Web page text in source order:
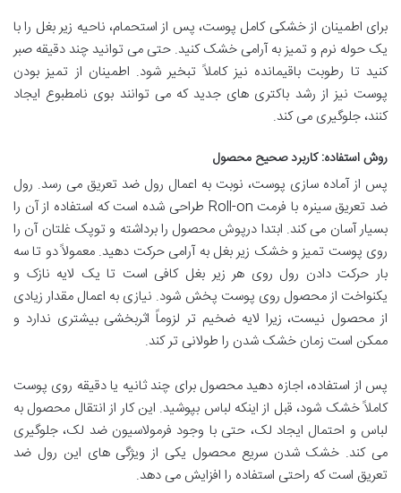
برای اطمینان از خشکی کامل پوست، پس از استحمام، ناحیه زیر بغل را با
یک حوله نرم و تمیز به آرامی خشک کنید. حتی می توانید چند دقیقه صبر
کنید تا رطوبت باقیمانده نیز کاملاً تبخیر شود. اطمینان از تمیز بودن
پوست نیز از رشد باکتری های جدید که می توانند بوی نامطبوع ایجاد
کنند، جلوگیری می کند.
روش استفاده: کاربرد صحیح محصول
پس از آماده سازی پوست، نوبت به اعمال رول ضد تعریق می رسد. رول
ضد تعریق سینره با فرمت Roll-on طراحی شده است که استفاده از آن را
بسیار آسان می کند. ابتدا درپوش محصول را برداشته و توپک غلتان آن را
روی پوست تمیز و خشک زیر بغل به آرامی حرکت دهید. معمولاًدو تا سه
بارحرکت دادن رول روی هر زیر بغل کافی است تا یک لایه نازک و
یکنواخت از محصول روی پوست پخش شود. نیازی به اعمال مقدار زیادی
از محصول نیست، زیرا لایه ضخیم تر لزوماً اثربخشی بیشتری ندارد و
ممکن است زمان خشک شدن را طولانی تر کند.
پس از استفاده، اجازه دهید محصول برای چند ثانیه یا دقیقه روی پوست
کاملاً خشک شود، قبل از اینکه لباس بپوشید. این کار از انتقال محصول به
لباس و احتمال ایجاد لک، حتی با وجود فرمولاسیون ضد لک، جلوگیری
می کند. خشک شدن سریع محصول یکی از ویژگی های این رول ضد
تعریق است که راحتی استفاده را افزایش می دهد.